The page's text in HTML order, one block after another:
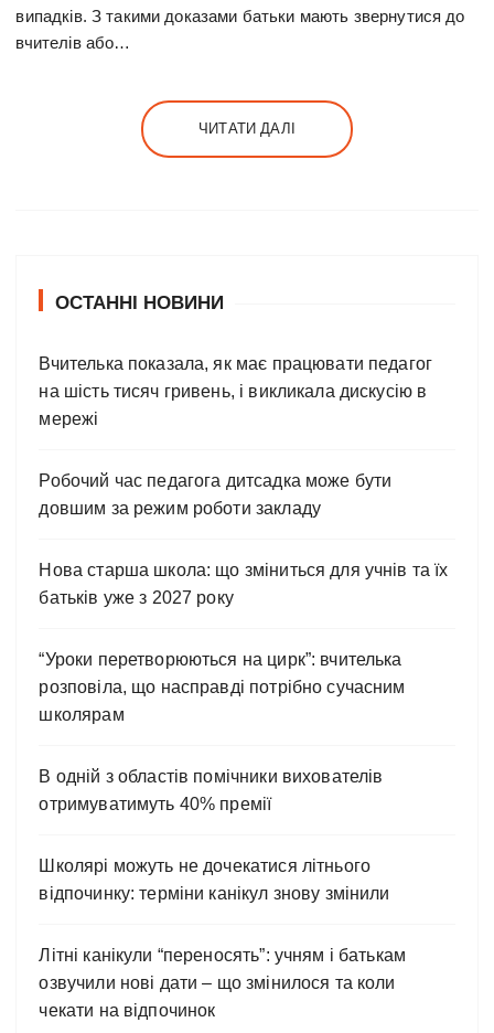
випадків. З такими доказами батьки мають звернутися до
вчителів або…
ЧИТАТИ ДАЛІ
ОСТАННІ НОВИНИ
Вчителька показала, як має працювати педагог
на шість тисяч гривень, і викликала дискусію в
мережі
Робочий час педагога дитсадка може бути
довшим за режим роботи закладу
Нова старша школа: що зміниться для учнів та їх
батьків уже з 2027 року
“Уроки перетворюються на цирк”: вчителька
розповіла, що насправді потрібно сучасним
школярам
В одній з областів помічники вихователів
отримуватимуть 40% премії
Школярі можуть не дочекатися літнього
відпочинку: терміни канікул знову змінили
Літні канікули “переносять”: учням і батькам
озвучили нові дати – що змінилося та коли
чекати на відпочинок